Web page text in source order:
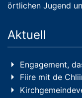
örtlichen Jugend
Aktuell
Engagement,
Fiire mit de